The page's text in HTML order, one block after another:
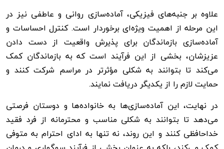
علاوه بر جنبه‌های فیزیکی، آماده‌سازی روانی و عاطفی نیز در
این مرحله از اهمیت ویژه‌ای برخوردار است. کنترل احساسات و
آماده‌سازی بازماندگان برای پذیرش واقعیت از دست دادن
عزیزشان، بخشی از این فرآیند است که به بازماندگان کمک
می‌کند تا بتوانند به شکلی مؤثرتر در مراسم شرکت کنند و
حمایت لازم را از یکدیگر دریافت نمایند.
در نهایت، این آماده‌سازی‌ها به خانواده‌ها و دوستان فرصتی
می‌دهد تا بتوانند به شکلی مناسب و محترمانه از فرد فقید
خداحافظی کنند و این روند، نه تنها به ادای احترام به متوفی